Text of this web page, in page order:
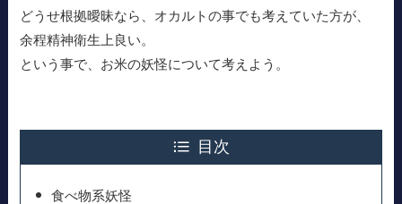
どうせ根拠曖昧なら、オカルトの事でも考えていた方が、
余程精神衛生上良い。
という事で、お米の妖怪について考えよう。
目次
食べ物系妖怪